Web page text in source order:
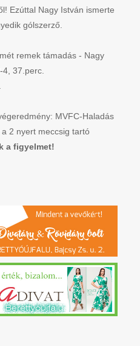
Ezúttal Nagy István ismerte
gólszerző.
remek támadás - Nagy
4, 37.perc.
MVFC-Haladás
2 nyert meccsig tartó
a figyelmet!